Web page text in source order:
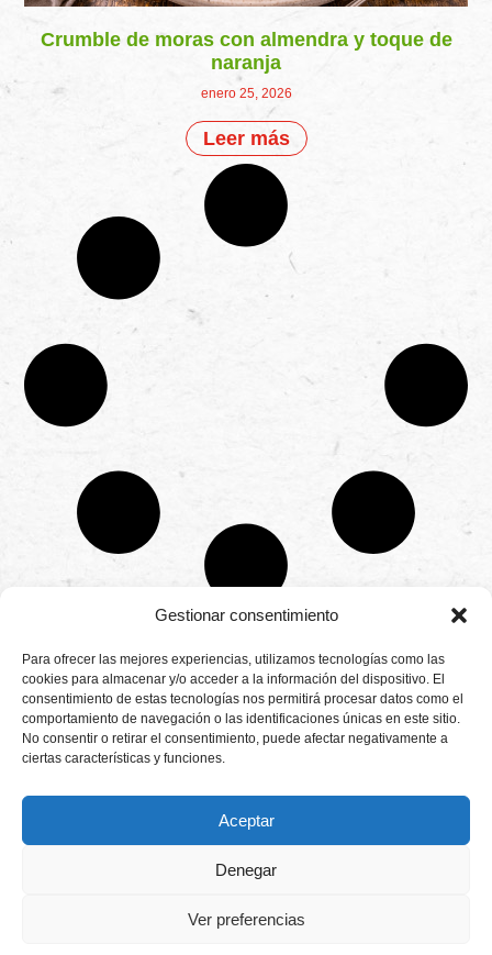
Gestionar consentimiento
Para ofrecer las mejores experiencias, utilizamos tecnologías como las
cookies para almacenar y/o acceder a la información del dispositivo. El
consentimiento de estas tecnologías nos permitirá procesar datos como el
comportamiento de navegación o las identificaciones únicas en este sitio.
No consentir o retirar el consentimiento, puede afectar negativamente a
ciertas características y funciones.
Aceptar
Denegar
Ver preferencias
Crumble de moras con almendra y toque de
naranja
enero 25, 2026
Leer más
Productores
de
fresas,
frambuesas,
arándanos
Calidad
CONTÁCTANOS
Camino de
Montemayor s/n
21800 Moguer.
Huelva ESPAÑA.
info@cunadeplatero.com
25
MATERIALES
CORPORATIVOS
Dossier español -
Dossier inglés
Aviso legal
Política de
privacidad
Canal de denuncias